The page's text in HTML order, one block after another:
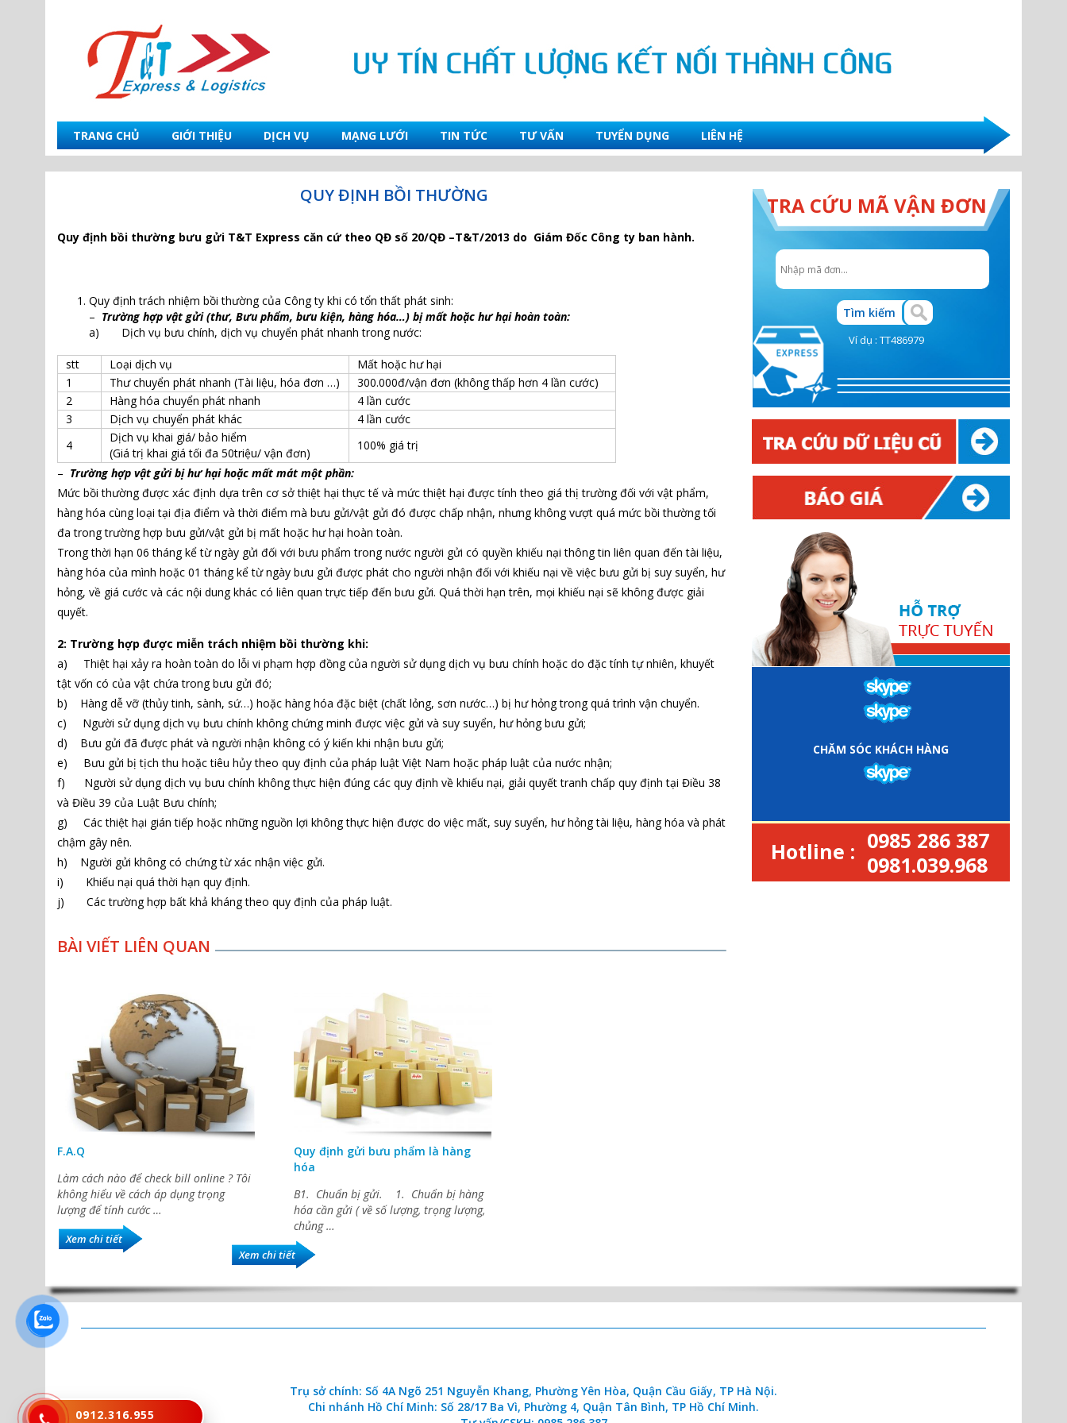
TRANG CHỦ GIỚI THIỆU DỊCH VỤ MẠNG LƯỚI TIN TỨC TƯ VẤN TUYỂN DỤNG LIÊN HỆ
QUY ĐỊNH BỒI THƯỜNG
Quy định bồi thường bưu gửi T&T Express căn cứ theo QĐ số 20/QĐ –T&T/2013 do Giám Đốc Công ty ban hành.
Quy định trách nhiệm bồi thường của Công ty khi có tổn thất phát sinh:
– Trường hợp vật gửi (thư, Bưu phẩm, bưu kiện, hàng hóa…) bị mất hoặc hư hại hoàn toàn:
a) Dịch vụ bưu chính, dịch vụ chuyển phát nhanh trong nước:
stt Loại dịch vụ
Mất hoặc hư hại
1
Thư chuyển phát nhanh (Tài liệu, hóa đơn …)
300.000đ/vận đơn (không thấp hơn 4 lần cước)
2
Hàng hóa chuyển phát nhanh
4 lần cước
3
Dịch vụ chuyển phát khác
4 lần cước
4
Dịch vụ khai giá/ bảo hiểm
(Giá trị khai giá tối đa 50triệu/ vận đơn)
100% giá trị
– Trường hợp vật gửi bị hư hại hoặc mất mát một phần:
Mức bồi thường được xác định dựa trên cơ sở thiệt hại thực tế và mức thiệt hại được tính theo giá thị trường đối với vật phẩm,
hàng hóa cùng loại tại địa điểm và thời điểm mà bưu gửi/vật gửi đó được chấp nhận, nhưng không vượt quá mức bồi thường tối
đa trong trường hợp bưu gửi/vật gửi bị mất hoặc hư hại hoàn toàn.
Trong thời hạn 06 tháng kể từ ngày gửi đối với bưu phẩm trong nước người gửi có quyền khiếu nại thông tin liên quan đến tài liệu,
hàng hóa của mình hoặc 01 tháng kể từ ngày bưu gửi được phát cho người nhận đối với khiếu nại về việc bưu gửi bị suy suyển, hư
hỏng, về giá cước và các nội dung khác có liên quan trực tiếp đến bưu gửi. Quá thời hạn trên, mọi khiếu nại sẽ không được giải
quyết.
2: Trường hợp được miễn trách nhiệm bồi thường khi:
a) Thiệt hại xảy ra hoàn toàn do lỗi vi phạm hợp đồng của người sử dụng dịch vụ bưu chính hoặc do đặc tính tự nhiên, khuyết
tật vốn có của vật chứa trong bưu gửi đó;
b) Hàng dễ vỡ (thủy tinh, sành, sứ…) hoặc hàng hóa đặc biệt (chất lỏng, sơn nước…) bị hư hỏng trong quá trình vận chuyển.
c) Người sử dụng dịch vụ bưu chính không chứng minh được việc gửi và suy suyển, hư hỏng bưu gửi;
d) Bưu gửi đã được phát và người nhận không có ý kiến khi nhận bưu gửi;
e) Bưu gửi bị tịch thu hoặc tiêu hủy theo quy định của pháp luật Việt Nam hoặc pháp luật của nước nhận;
f) Người sử dụng dịch vụ bưu chính không thực hiện đúng các quy định về khiếu nại, giải quyết tranh chấp quy định tại Điều 38
và Điều 39 của Luật Bưu chính;
g) Các thiệt hại gián tiếp hoặc những nguồn lợi không thực hiện được do việc mất, suy suyển, hư hỏng tài liệu, hàng hóa và phát
chậm gây nên.
h) Người gửi không có chứng từ xác nhận việc gửi.
i) Khiếu nại quá thời hạn quy định.
j) Các trường hợp bất khả kháng theo quy định của pháp luật.
BÀI VIẾT LIÊN QUAN
F.A.Q
Làm cách nào để check bill online ? Tôi
không hiểu về cách áp dụng trọng
lượng để tính cước …
Xem chi tiết
Quy định gửi bưu phẩm là hàng
hóa
B1. Chuẩn bị gửi. 1. Chuẩn bị hàng
hóa cần gửi ( về số lượng, trọng lượng,
chủng …
Xem chi tiết
Ví dụ : TT486979
TRA CỨU MÃ VẬN ĐƠN
CHĂM SÓC KHÁCH HÀNG
Hotline : 0985 286 387
0981.039.968
Trụ sở chính: Số 4A Ngõ 251 Nguyễn Khang, Phường Yên Hòa, Quận Cầu Giấy, TP Hà Nội.
Chi nhánh Hồ Chí Minh: Số 28/17 Ba Vì, Phường 4, Quận Tân Bình, TP Hồ Chí Minh.
0912.316.955